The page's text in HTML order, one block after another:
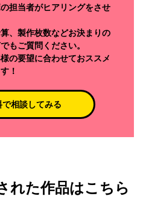
担当者がヒアリングをさせ
、製作枚数などお決まりの
もご質問ください。
の要望に合わせておススメ
！
で相談してみる
れた作品はこちら